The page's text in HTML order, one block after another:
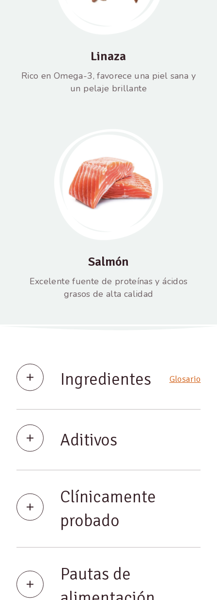
Linaza
Rico en Omega-3, favorece una piel sana y
un pelaje brillante
Salmón
Excelente fuente de proteínas y ácidos
grasos de alta calidad
Ingredientes Glosario
Aditivos
Clínicamente
probado
Pautas de